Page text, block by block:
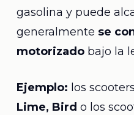
gasolina y puede
generalmente se
motorizadobajo la
Ejemplo: los
Lime, Bird o los